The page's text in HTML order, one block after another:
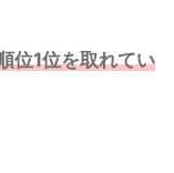
位1位を取れてい